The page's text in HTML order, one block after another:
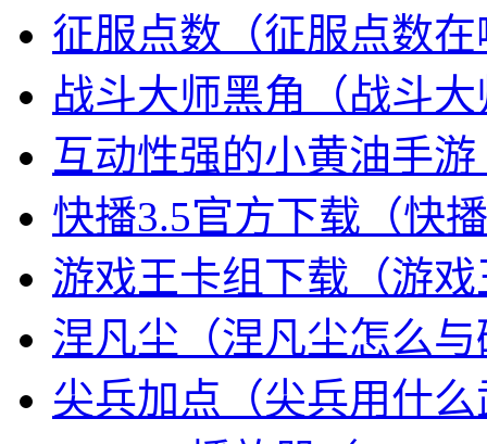
征服点数（征服点数
战斗大师黑角（战斗
互动性强的小黄油手
快播3.5官方下载（快
游戏王卡组下载（游
涅凡尘（涅凡尘怎么
尖兵加点（尖兵用什